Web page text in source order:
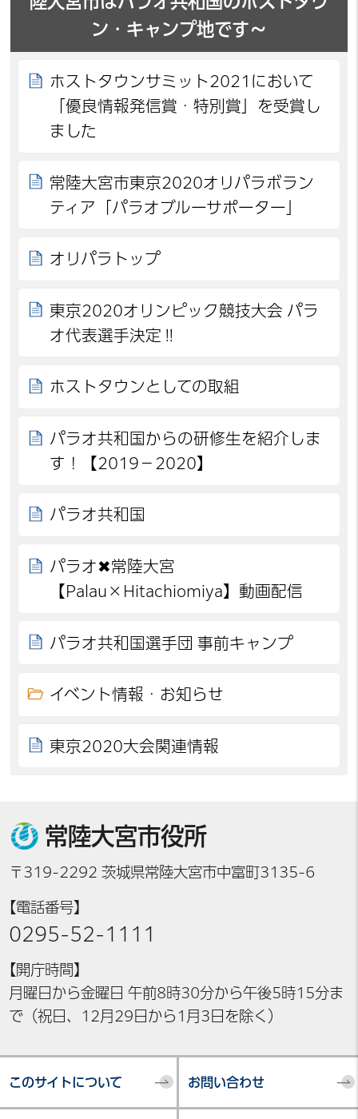
ン・キャンプ地です～
ホストタウンサミット2021において
「優良情報発信賞・特別賞」を受賞し
ました
常陸大宮市東京2020オリパラボラン
ティア「パラオブルーサポーター」
オリパラトップ
東京2020オリンピック競技大会 パラ
オ代表選手決定‼
ホストタウンとしての取組
パラオ共和国からの研修生を紹介しま
す！【2019－2020】
パラオ共和国
パラオ✖常陸大宮
【Palau×Hitachiomiya】動画配信
パラオ共和国選手団 事前キャンプ
イベント情報・お知らせ
東京2020大会関連情報
常陸大宮市役所
〒319-2292 茨城県常陸大宮市中富町3135-6
【電話番号】
0295-52-1111
【開庁時間】
月曜日から金曜日 午前8時30分から午後5時15分ま
で（祝日、12月29日から1月3日を除く）
このサイトについて お問い合わせ